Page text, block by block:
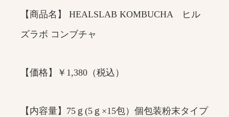
【商品名】 HEALSLAB KOMBUCHA ヒル
ズラボ コンブチャ
【価格】￥1,380（税込）
【内容量】75ｇ(5ｇ×15包）個包装粉末タイプ